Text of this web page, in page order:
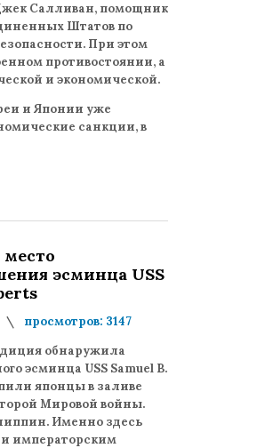
Салливан, помощник
Штатов по
При этом
противостоянии, а
и экономической.
и Японии уже
санкции, в
эсминца USS
просмотров: 3147
обнаружила
эсминца USS Samuel B.
японцы в заливе
Мировой войны.
Именно здесь
императорским